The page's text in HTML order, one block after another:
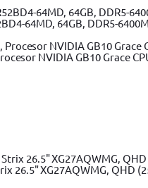
64MD, 64GB, DDR5-
NVIDIA GB10 Grace
26.5" XG27AQWMG, QHD
1170 x 240
Dewalt